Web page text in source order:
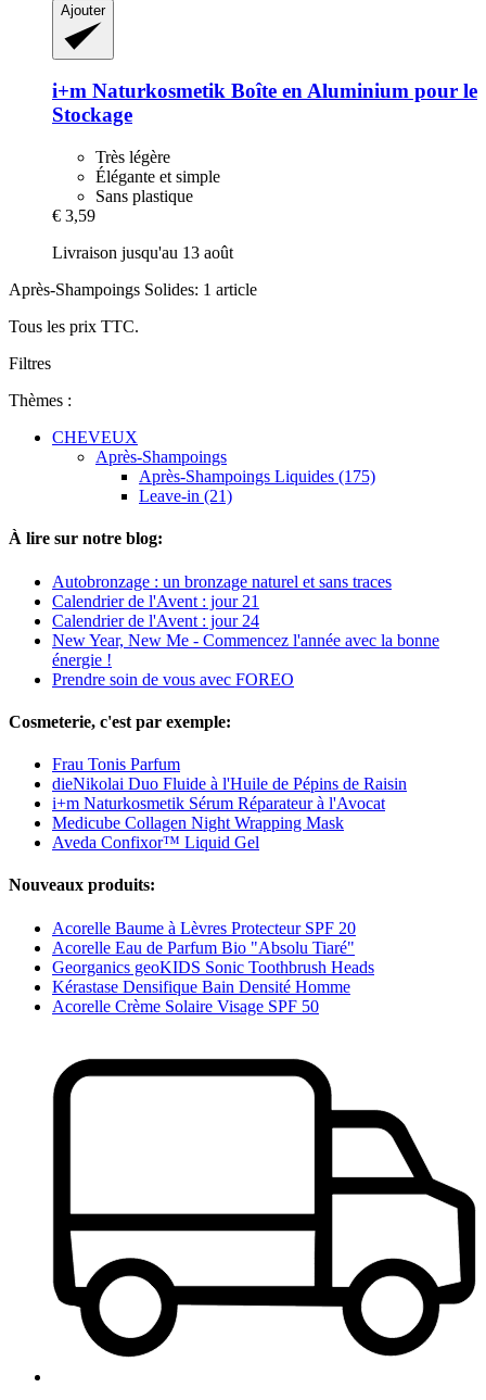
Ajouter
i+m Naturkosmetik Boîte en Aluminium pour le
Stockage
Très légère
Élégante et simple
Sans plastique
€ 3,59
Livraison jusqu'au 13 août
Après-Shampoings Solides: 1 article
Tous les prix TTC.
Filtres
Thèmes :
CHEVEUX
Après-Shampoings
Après-Shampoings Liquides (175)
Leave-in (21)
À lire sur notre blog:
Autobronzage : un bronzage naturel et sans traces
Calendrier de l'Avent : jour 21
Calendrier de l'Avent : jour 24
New Year, New Me - Commencez l'année avec la bonne
énergie !
Prendre soin de vous avec FOREO
Cosmeterie, c'est par exemple:
Frau Tonis Parfum
dieNikolai Duo Fluide à l'Huile de Pépins de Raisin
i+m Naturkosmetik Sérum Réparateur à l'Avocat
Medicube Collagen Night Wrapping Mask
Aveda Confixor™ Liquid Gel
Nouveaux produits:
Acorelle Baume à Lèvres Protecteur SPF 20
Acorelle Eau de Parfum Bio "Absolu Tiaré"
Georganics geoKIDS Sonic Toothbrush Heads
Kérastase Densifique Bain Densité Homme
Acorelle Crème Solaire Visage SPF 50